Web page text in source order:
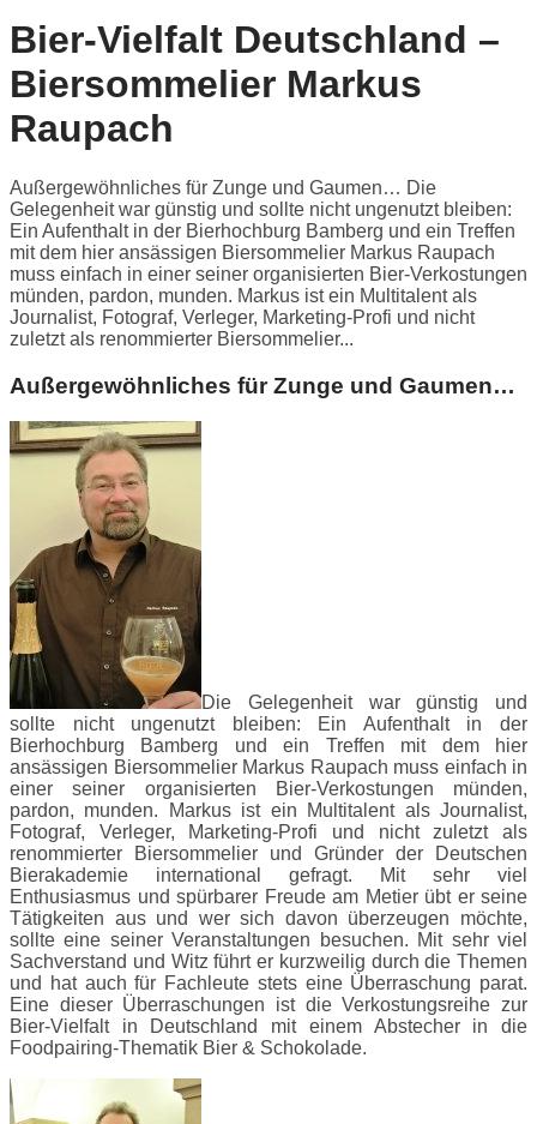
Bier-Vielfalt Deutschland –
Biersommelier Markus
Raupach
Außergewöhnliches für Zunge und Gaumen… Die
Gelegenheit war günstig und sollte nicht ungenutzt bleiben:
Ein Aufenthalt in der Bierhochburg Bamberg und ein Treffen
mit dem hier ansässigen Biersommelier Markus Raupach
muss einfach in einer seiner organisierten Bier-Verkostungen
münden, pardon, munden. Markus ist ein Multitalent als
Journalist, Fotograf, Verleger, Marketing-Profi und nicht
zuletzt als renommierter Biersommelier...
Außergewöhnliches für Zunge und Gaumen…
Die Gelegenheit war günstig und
sollte nicht ungenutzt bleiben: Ein Aufenthalt in der
Bierhochburg Bamberg und ein Treffen mit dem hier
ansässigen Biersommelier Markus Raupach muss einfach in
einer seiner organisierten Bier-Verkostungen münden,
pardon, munden. Markus ist ein Multitalent als Journalist,
Fotograf, Verleger, Marketing-Profi und nicht zuletzt als
renommierter Biersommelier und Gründer der Deutschen
Bierakademie international gefragt. Mit sehr viel
Enthusiasmus und spürbarer Freude am Metier übt er seine
Tätigkeiten aus und wer sich davon überzeugen möchte,
sollte eine seiner Veranstaltungen besuchen. Mit sehr viel
Sachverstand und Witz führt er kurzweilig durch die Themen
und hat auch für Fachleute stets eine Überraschung parat.
Eine dieser Überraschungen ist die Verkostungsreihe zur
Bier-Vielfalt in Deutschland mit einem Abstecher in die
Foodpairing-Thematik Bier & Schokolade.